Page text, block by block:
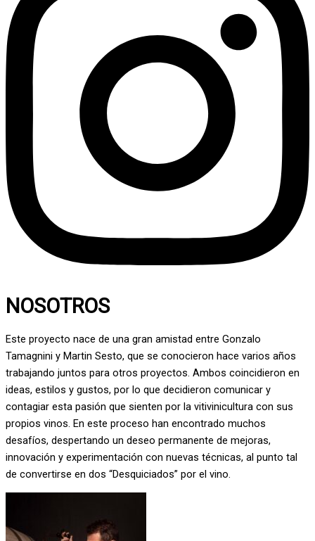
NOSOTROS
Este proyecto nace de una gran amistad entre Gonzalo
Tamagnini y Martin Sesto, que se conocieron hace varios años
trabajando juntos para otros proyectos. Ambos coincidieron en
ideas, estilos y gustos, por lo que decidieron comunicar y
contagiar esta pasión que sienten por la vitivinicultura con sus
propios vinos. En este proceso han encontrado muchos
desafíos, despertando un deseo permanente de mejoras,
innovación y experimentación con nuevas técnicas, al punto tal
de convertirse en dos “Desquiciados” por el vino.